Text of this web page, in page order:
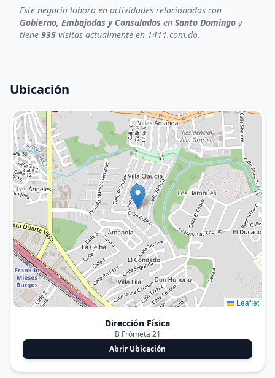
Este negocio labora en actividades relacionadas con
Gobierno, Embajadas y Consulados en Santo Domingo y
tiene 935 visitas actualmente en 1411.com.do.
Ubicación
Leaflet
Dirección Física
B Frómeta 21
Abrir Ubicación